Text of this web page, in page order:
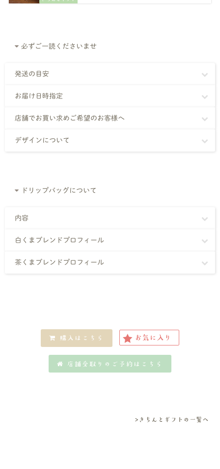
必ずご一読くださいませ
発送の目安
お届け日時指定
店舗でお買い求めご希望のお客様へ
デザインについて
ドリップバッグについて
内容
白くまブレンドプロフィール
茶くまブレンドプロフィール
購入はこちら お気に入り
店舗受取りのご予約はこちら
>きちんとギフトの一覧へ